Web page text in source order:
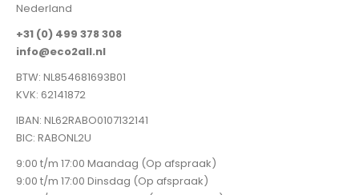
Nederland
+31 (0) 499 378 308
info@eco2all.nl
BTW: NL854681693B01
KVK: 62141872
IBAN: NL62RABO0107132141
BIC: RABONL2U
9:00 t/m 17:00 Maandag (Op afspraak)
9:00 t/m 17:00 Dinsdag (Op afspraak)